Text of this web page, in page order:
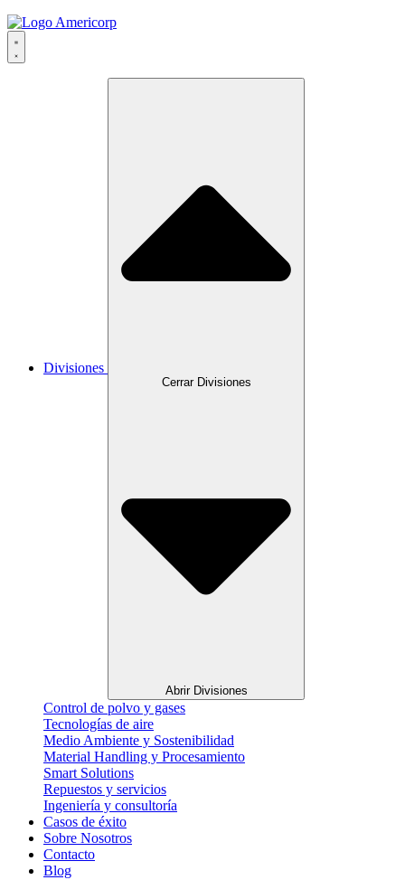
Divisiones
Cerrar Divisiones
Abrir Divisiones
Control de polvo y gases
Tecnologías de aire
Medio Ambiente y Sostenibilidad
Material Handling y Procesamiento
Smart Solutions
Repuestos y servicios
Ingeniería y consultoría
Casos de éxito
Sobre Nosotros
Contacto
Blog